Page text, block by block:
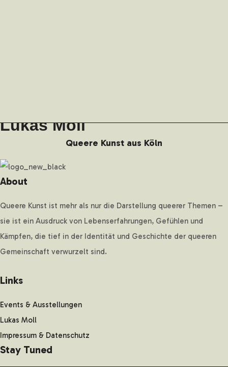
Lukas Moll
Queere Kunst aus Köln
About
Queere Kunst ist mehr als nur die Darstellung queerer Themen –
sie ist ein Ausdruck von Lebenserfahrungen, Gefühlen und
Kämpfen, die tief in der Identität und Geschichte der queeren
Gemeinschaft verwurzelt sind.
Links
Events & Ausstellungen
Lukas Moll
Impressum & Datenschutz
Stay Tuned